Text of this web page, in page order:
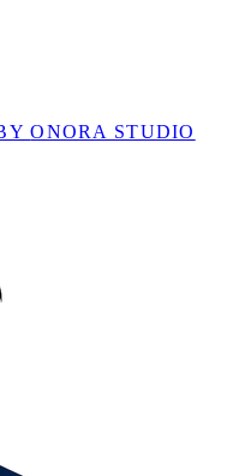
ONORA STUDIO